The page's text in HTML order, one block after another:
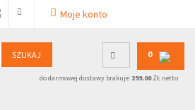
Moje konto
SZUKAJ 0
do darmowej dostawy brakuje: 299.00ZŁ netto